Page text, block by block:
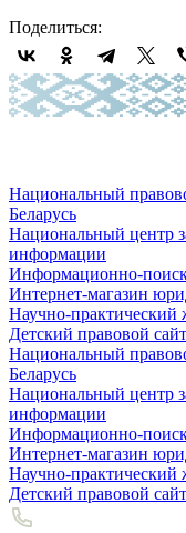
Поделиться:
Национальный
Беларусь
Национальный центр
информации
Информационно-
Интернет-магазин
Научно-
Детский правовой сайт
Национальный
Беларусь
Национальный центр
информации
Информационно-
Интернет-магазин
Научно-
Детский правовой сайт